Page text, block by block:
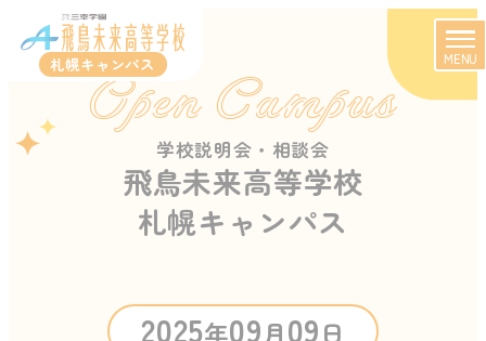
札幌キャンパス MENU
Open Campus
学校説明会・相談会
飛鳥未来高等学校
札幌キャンパス
2025年09月09日